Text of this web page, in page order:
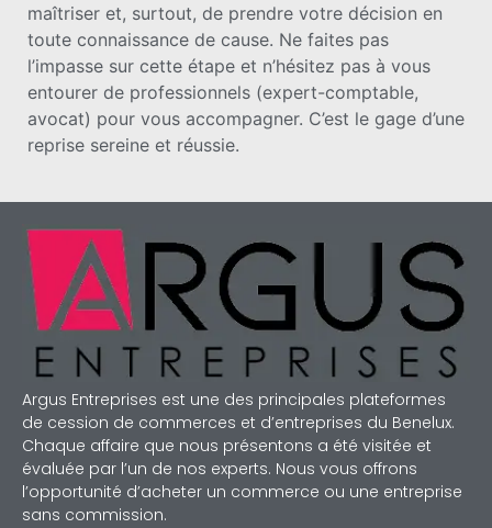
maîtriser et, surtout, de prendre votre décision en
toute connaissance de cause. Ne faites pas
l’impasse sur cette étape et n’hésitez pas à vous
entourer de professionnels (expert-comptable,
avocat) pour vous accompagner. C’est le gage d’une
reprise sereine et réussie.
Argus Entreprises est une des principales plateformes
de cession de commerces et d’entreprises du Benelux.
Chaque affaire que nous présentons a été visitée et
évaluée par l’un de nos experts. Nous vous offrons
l’opportunité d’acheter un commerce ou une entreprise
sans commission.